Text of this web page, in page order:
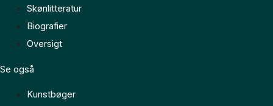
Skønlitteratur
Biografier
Oversigt
Se også
Kunstbøger